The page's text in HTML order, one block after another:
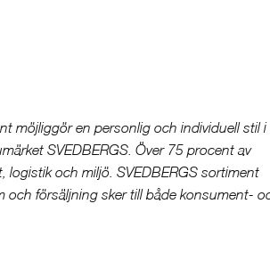
möjliggör en personlig och individuell stil i
SVEDBERGS. Över 75 procent av
logistik och miljö. SVEDBERGS sortiment
och försäljning sker till både konsument-